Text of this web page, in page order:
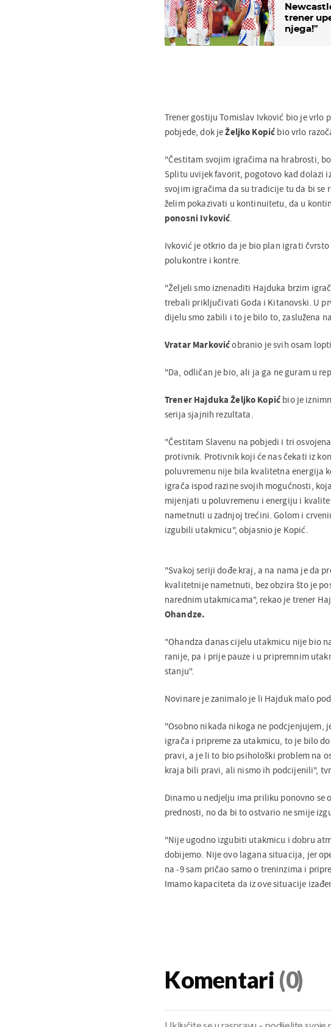
trener
njega!"
Trener gostiju Tomislav Ivković bio je vrlo
pobjede, dok jeŽeljko Kopić bio vrlo
"Čestitam svojim igračima na hrabrosti,
Splitu uvijek favorit, pogotovo kad dolazi
svojim igračima da su tradicije tu da bi se
želim pokazivati u kontinuitetu, da u
ponosni Ivković.
Ivković je otkrio da je bio plan igrati
polukontre i kontre.
"Željeli smo iznenaditi Hajduka brzim
trebali priključivati Goda i Kitanovski. U
dijelu smo zabili i to je bilo to, zaslužena
Vratar Markovićobranio je svih osam
"Da, odličan je bio, ali ja ga ne guram u
Trener Hajduka Željko Kopić bio je
serija sjajnih rezultata.
"Čestitam Slavenu na pobjedi i tri
protivnik. Protivnik koji će nas čekati iz
poluvremenu nije bila kvalitetna energija
igrača ispod razine svojih mogućnosti,
mijenjati u poluvremenu i energiju i
nametnuti u zadnjoj trećini. Golom i
izgubili utakmicu", objasnio je Kopić.
"Svakoj seriji dođe kraj, a na nama je da
kvalitetnije nametnuti, bez obzira što je
narednim utakmicama", rekao je trener
Ohandze.
"Ohandza danas cijelu utakmicu nije bio
ranije, pa i prije pauze i u pripremnim
stanju".
Novinare je zanimalo je li Hajduk malo
"Osobno nikada nikoga ne podcjenjujem,
igrača i pripreme za utakmicu, to je bilo
pravi, a je li to bio psihološki problem na
kraja bili pravi, ali nismo ih podcijenili",
Dinamo u nedjelju ima priliku ponovno
prednosti, no da bi to ostvario ne smije
"Nije ugodno izgubiti utakmicu i dobru
dobijemo. Nije ovo lagana situacija, jer
na -9 sam pričao samo o treninzima i
Imamo kapaciteta da iz ove situacije
Komentari (0)